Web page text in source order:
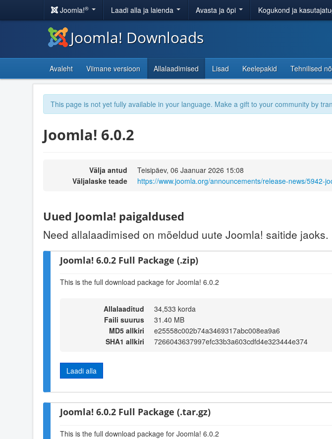
Joomla!® Laadi alla ja laienda Avasta ja õpi Kogukond ja
Joomla! Downloads
Avaleht Viimane versioon Allalaadimised Lisad Keelepakid Tehnilised
This page is not yet fully available in your language. Make a gift to your community by
Joomla! 6.0.2
Välja antud
Teisipäev, 06 Jaanuar 2026 15:08
Väljalaske teade
https://www.joomla.org/announcements/release-news/5942-
Uued Joomla! paigaldused
Need allalaadimised on mõeldud uute Joomla! saitide jaoks.
Joomla! 6.0.2 Full Package (.zip)
This is the full download package for Joomla! 6.0.2
Allalaaditud
34,533 korda
Faili suurus
31.40 MB
MD5 allkiri
e25558c002b74a3469317abc008ea9a6
SHA1 allkiri
7266043637997efc33b3a603cdfd4e323444e374
Laadi alla
Joomla! 6.0.2 Full Package (.tar.gz)
This is the full download package for Joomla! 6.0.2